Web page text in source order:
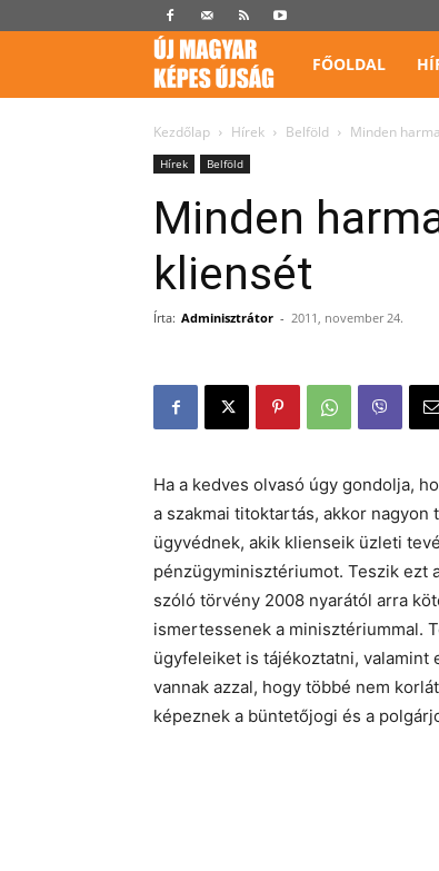
Képes
Újság
FŐOLDAL
Kezdőlap Hírek Belföld Minden
Hírek Belföld
Minden
kliensét
Írta: Adminisztrátor - 2011, november 24.
Ha a kedves olvasó úgy gondolja,
a szakmai titoktartás, akkor
ügyvédnek, akik klienseik üzleti
pénzügyminisztériumot. Teszik ezt
szóló törvény 2008 nyarától arra
ismertessenek a minisztériummal.
ügyfeleiket is tájékoztatni, valamint
vannak azzal, hogy többé nem
képeznek a büntetőjogi és a